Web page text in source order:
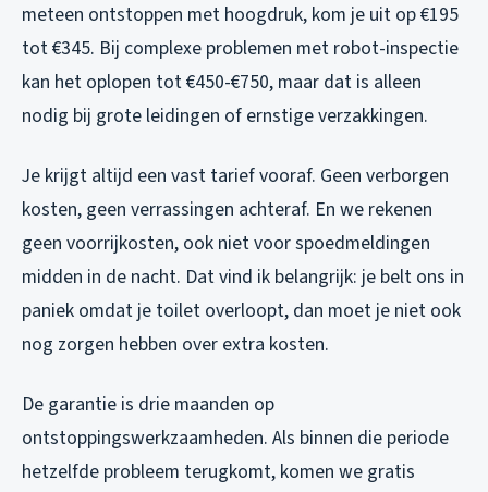
meteen ontstoppen met hoogdruk, kom je uit op €195
tot €345. Bij complexe problemen met robot-inspectie
kan het oplopen tot €450-€750, maar dat is alleen
nodig bij grote leidingen of ernstige verzakkingen.
Je krijgt altijd een vast tarief vooraf. Geen verborgen
kosten, geen verrassingen achteraf. En we rekenen
geen voorrijkosten, ook niet voor spoedmeldingen
midden in de nacht. Dat vind ik belangrijk: je belt ons in
paniek omdat je toilet overloopt, dan moet je niet ook
nog zorgen hebben over extra kosten.
De garantie is drie maanden op
ontstoppingswerkzaamheden. Als binnen die periode
hetzelfde probleem terugkomt, komen we gratis